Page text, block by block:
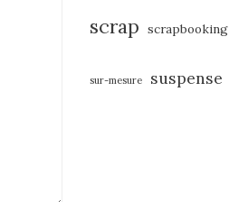
scrap scrapbooking
sur-mesure suspense